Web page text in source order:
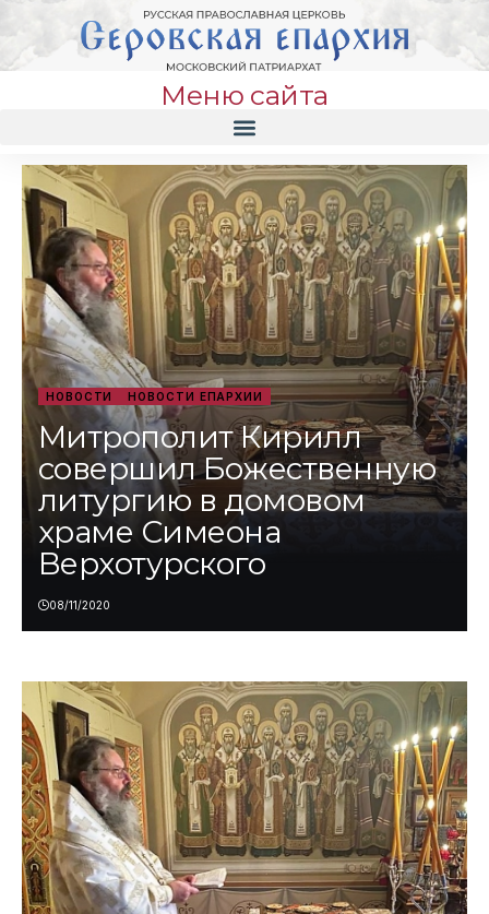
Меню сайта
НОВОСТИ НОВОСТИ ЕПАРХИИ
Митрополит Кирилл
совершил Божественную
литургию в домовом
храме Симеона
Верхотурского
08/11/2020